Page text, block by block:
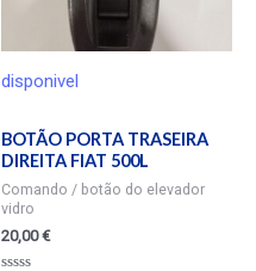
disponivel
BOTÃO PORTA TRASEIRA
DIREITA FIAT 500L
Comando / botão do elevador
vidro
20,00€